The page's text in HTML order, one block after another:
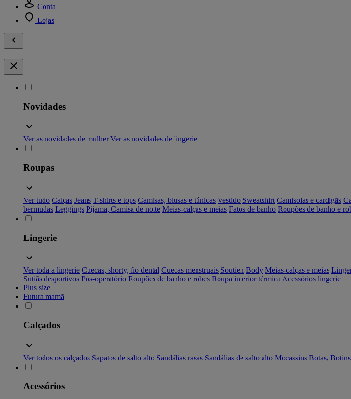
Conta
Lojas
Novidades
Ver as novidades de mulher Ver as novidades de lingerie
Roupas
Ver tudo Calças Jeans T-shirts e tops Camisas, blusas e túnicas Vestido Sweatshirt Camisolas e cardigãs
bermudas Leggings Pijama, Camisa de noite Meias-calças e meias Fatos de banho Roupões de banho e
Lingerie
Ver toda a lingerie Cuecas, shorty, fio dental Cuecas menstruais Soutien Body Meias-calças e meias
Sutiãs desportivos Pós-operatório Roupões de banho e robes Roupa interior térmica Acessórios lingerie
Plus size
Futura mamã
Calçados
Ver todos os calçados Sapatos de salto alto Sandálias rasas Sandálias de salto alto Mocassins Botas, Botins
Acessórios